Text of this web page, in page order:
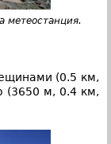
метеостанция.
(0.5 км,
(3650 м, 0.4 км,